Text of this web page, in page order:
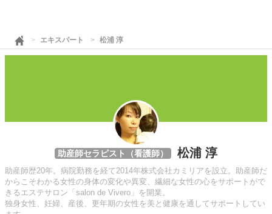
エキスパート 松浦 淳
助産師セラピスト（看護師） 松浦 淳
助産師歴20年。病院勤務を経て2014年株式会社カミリアを設立。助産師だ
からこそわかる女性の身体の変化や異変、繊細な女性の心をサポートがで
きるエステサロン「salon de Vivero」を開業。
独身女性、妊婦、産後、更年期の女性を美と健康を通してサポートしてい